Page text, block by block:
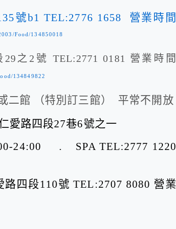
號b1 TEL:2776 1658 營業時間
Food/134850018
之2號 TEL:2771 0181 營業時間
134849822
二館 （特別訂三館） 平常不開放
愛路四段27巷6號之一
24:00 . SPA TEL:2777 1220
路四段110號 TEL:2707 8080 營業